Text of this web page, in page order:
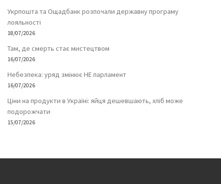
Укрпошта та Ощадбанк розпочали державну програму
лояльності
18/07/2026
Там, де смерть стає мистецтвом
16/07/2026
Небезпека: уряд змінює НЕ парламент
16/07/2026
Ціни на продукти в Україні: яйця дешевшають, хліб може
подорожчати
15/07/2026